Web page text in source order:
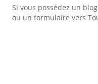
Si vous possédez un
ou un formulaire vers